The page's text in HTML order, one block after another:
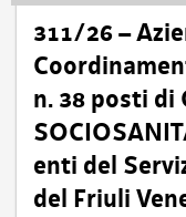
311/26 –
n. 38 posti di
enti del
del Friuli